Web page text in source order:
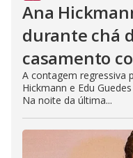
Ana
durante chá
casamento
A contagem regressiva
Hickmann e Edu
Na noite da última...